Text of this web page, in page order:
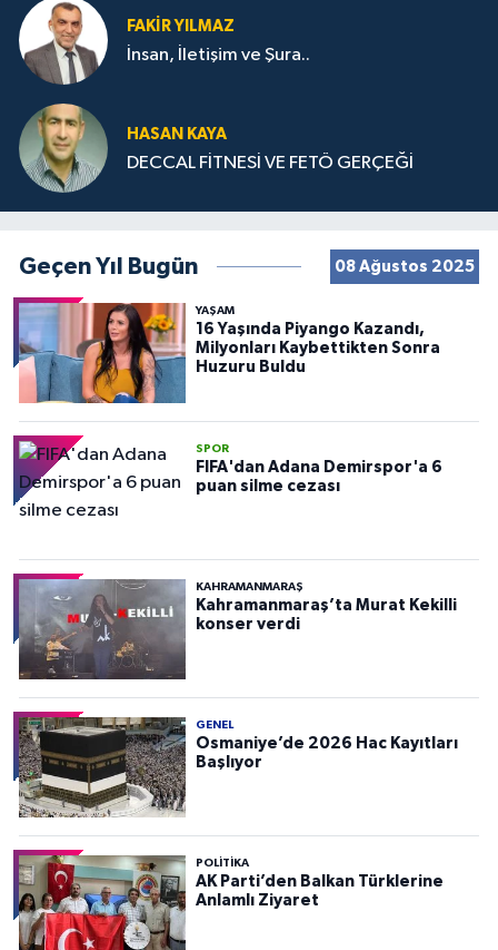
FAKIR YILMAZ
İnsan, İletişim ve Şura..
HASAN KAYA
DECCAL FİTNESİ VE FETÖ GERÇEĞİ
Geçen Yıl Bugün 08 Ağustos 2025
YAŞAM
16 Yaşında Piyango Kazandı,
Milyonları Kaybettikten Sonra
Huzuru Buldu
SPOR
FIFA'dan Adana Demirspor'a 6
puan silme cezası
KAHRAMANMARAŞ
Kahramanmaraş’ta Murat Kekilli
konser verdi
GENEL
Osmaniye’de 2026 Hac Kayıtları
Başlıyor
POLITIKA
AK Parti’den Balkan Türklerine
Anlamlı Ziyaret